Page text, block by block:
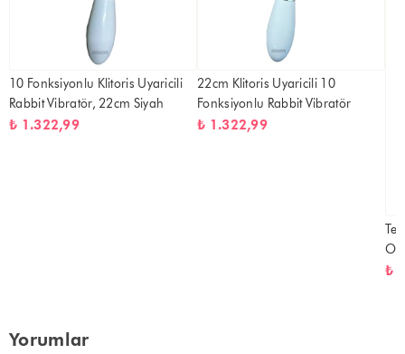
10 Fonksiyonlu Klitoris Uyaricili
Rabbit Vibratör, 22cm Siyah
₺ 1.322,99
22cm Klitoris Uyaricili 10
Fonksiyonlu Rabbit Vibratör
₺ 1.322,99
₺
Yorumlar